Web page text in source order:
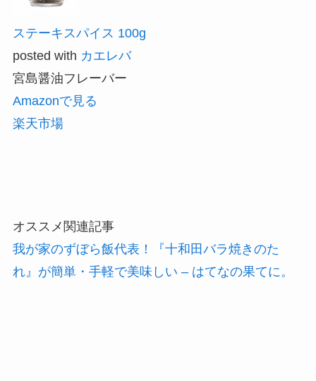
ステーキスパイス 100g
posted with カエレバ
宮島醤油フレーバー
Amazonで見る
楽天市場
オススメ関連記事
我が家のずぼら飯代表！『十和田バラ焼きのた
れ』が簡単・手軽で美味しい – はてなの果てに。